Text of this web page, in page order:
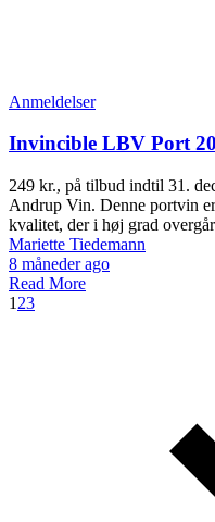
Anmeldelser
Invincible LBV Port
249 kr., på tilbud indtil 31.
Andrup Vin. Denne portvin
kvalitet, der i høj grad
Mariette Tiedemann
8 måneder ago
Read More
1 23